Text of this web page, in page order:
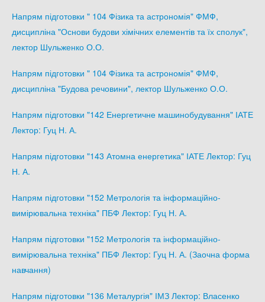
Напрям підготовки " 104 Фізика та астрономія" ФМФ,
дисципліна "Основи будови хімічних елементів та їх сполук",
лектор Шульженко О.О.
Напрям підготовки " 104 Фізика та астрономія" ФМФ,
дисципліна "Будова речовини", лектор Шульженко О.О.
Напрям підготовки "142 Енергетичне машинобудування" ІАТЕ
Лектор: Гуц Н. А.
Напрям підготовки "143 Атомна енергетика" ІАТЕ Лектор: Гуц
Н. А.
Напрям підготовки "152 Метрологія та інформаційно-
вимірювальна техніка" ПБФ Лектор: Гуц Н. А.
Напрям підготовки "152 Метрологія та інформаційно-
вимірювальна техніка" ПБФ Лектор: Гуц Н. А. (Заочна форма
навчання)
Напрям підготовки "136 Металургія" ІМЗ Лектор: Власенко